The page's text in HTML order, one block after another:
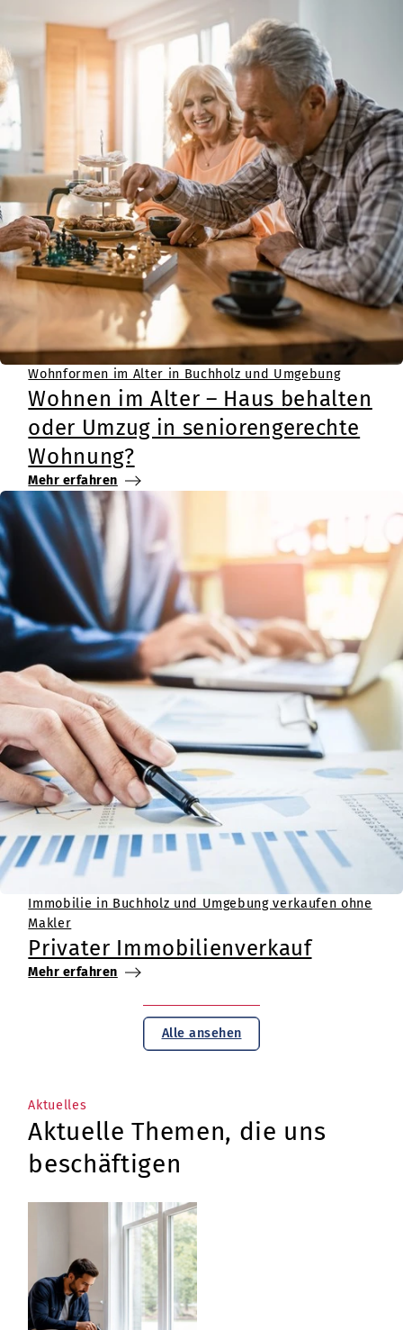
Wohnformen im Alter in Buchholz und Umgebung
Wohnen im Alter – Haus behalten
oder Umzug in seniorengerechte
Wohnung?
Mehr erfahren
Immobilie in Buchholz und Umgebung verkaufen ohne
Makler
Privater Immobilienverkauf
Mehr erfahren
Alle ansehen
Aktuelles
Aktuelle Themen, die uns
beschäftigen